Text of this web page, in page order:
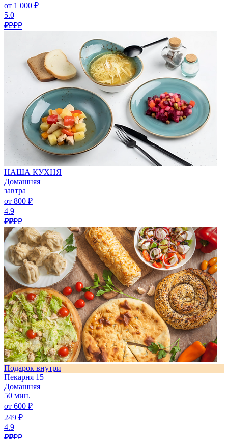
от 1 000 ₽
5.0
₽₽₽₽
НАША КУХНЯ
Домашняя
завтра
от 800 ₽
4.9
₽₽₽₽
Подарок внутри
Пекарня 15
Домашняя
50 мин.
от 600 ₽
249 ₽
4.9